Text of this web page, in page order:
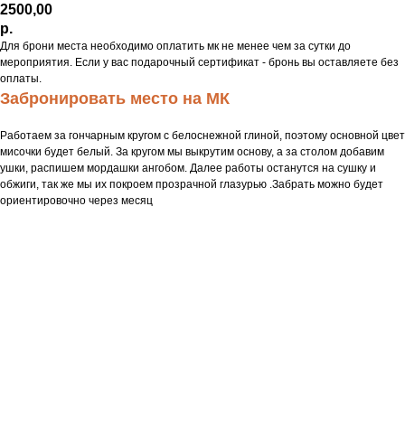
2500,00
р.
Для брони места необходимо оплатить мк не менее чем за сутки до
мероприятия. Если у вас подарочный сертификат - бронь вы оставляете без
оплаты.
Забронировать место на МК
Работаем за гончарным кругом с белоснежной глиной, поэтому основной цвет
мисочки будет белый. За кругом мы выкрутим основу, а за столом добавим
ушки, распишем мордашки ангобом. Далее работы останутся на сушку и
обжиги, так же мы их покроем прозрачной глазурью .Забрать можно будет
ориентировочно через месяц